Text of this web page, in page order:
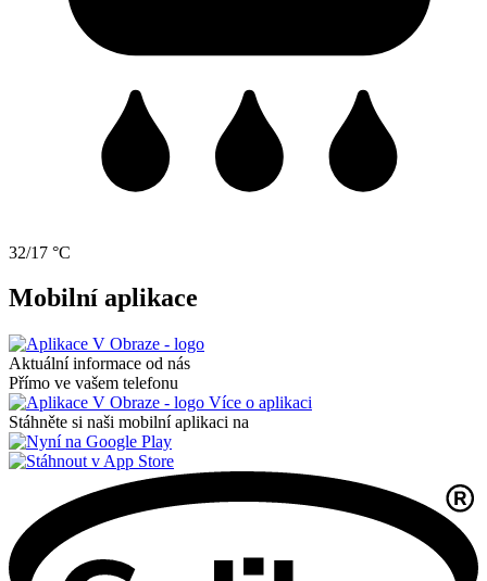
32/17 °C
Mobilní aplikace
Aktuální informace od nás
Přímo ve vašem telefonu
Více o aplikaci
Stáhněte si naši mobilní aplikaci na